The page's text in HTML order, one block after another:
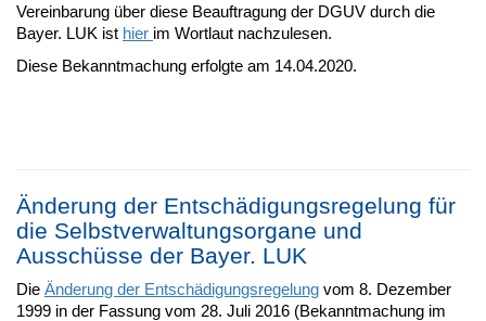
Vereinbarung über diese Beauftragung der DGUV durch die
Bayer. LUK ist hier im Wortlaut nachzulesen.
Diese Bekanntmachung erfolgte am 14.04.2020.
Änderung der Entschädigungsregelung für
die Selbstverwaltungsorgane und
Ausschüsse der Bayer. LUK
Die Änderung der Entschädigungsregelung vom 8. Dezember
1999 in der Fassung vom 28. Juli 2016 (Bekanntmachung im